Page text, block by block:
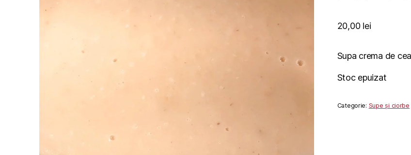
20,00 lei
Supa crema de
Stoc epuizat
Categorie: Supe și ciorbe